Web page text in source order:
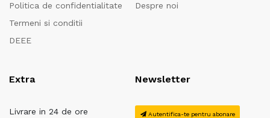
Politica de confidentialitate
Termeni si conditii
DEEE
Despre noi
Extra
Livrare in 24 de ore
Newsletter
Autentifica-te pentru abonare